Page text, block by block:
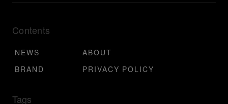
Contents
NEWS
ABOUT
BRAND
PRIVACY POLICY
Tags